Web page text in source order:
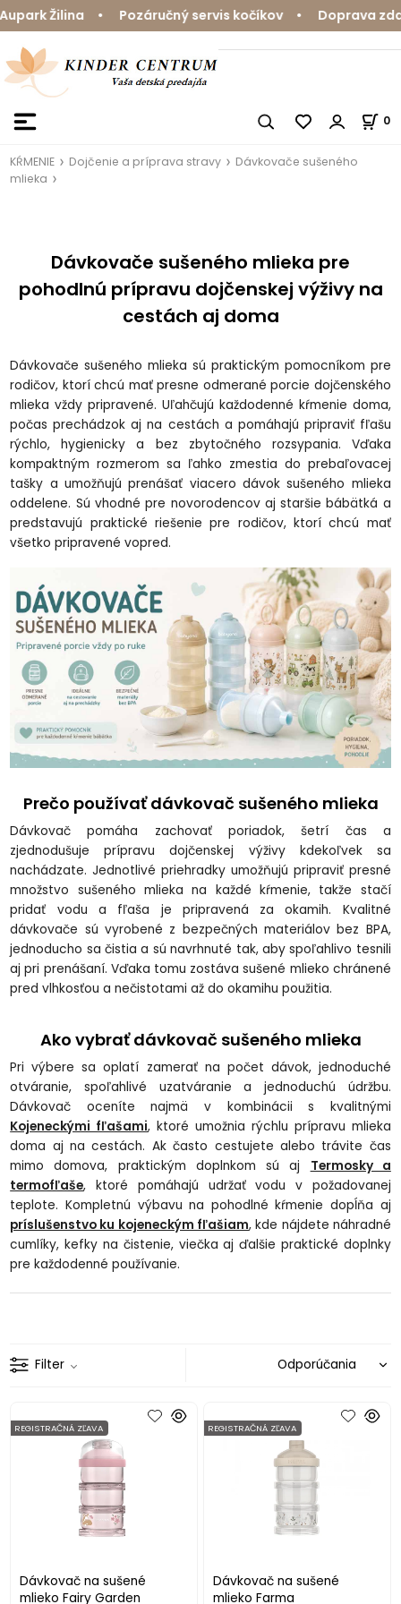
Žilina • Pozáručný servis kočíkov • Doprava
0
KŔMENIE Dojčenie a príprava stravy
Dávkovače sušeného
mlieka
Dávkovače sušeného mlieka pre
pohodlnú prípravu dojčenskej výživy na
cestách aj doma
Dávkovače sušeného mlieka sú praktickým pomocníkom pre
rodičov, ktorí chcú mať presne odmerané porcie dojčenského
mlieka vždy pripravené. Uľahčujú každodenné kŕmenie doma,
počas prechádzok aj na cestách a pomáhajú pripraviť fľašu
rýchlo, hygienicky a bez zbytočného rozsypania. Vďaka
kompaktným rozmerom sa ľahko zmestia do prebaľovacej
tašky a umožňujú prenášať viacero dávok sušeného mlieka
oddelene. Sú vhodné pre novorodencov aj staršie bábätká a
predstavujú praktické riešenie pre rodičov, ktorí chcú mať
všetko pripravené vopred.
Prečo používať dávkovač sušeného mlieka
Dávkovač pomáha zachovať poriadok, šetrí čas a
zjednodušuje prípravu dojčenskej výživy kdekoľvek sa
nachádzate. Jednotlivé priehradky umožňujú pripraviť presné
množstvo sušeného mlieka na každé kŕmenie, takže stačí
pridať vodu a fľaša je pripravená za okamih. Kvalitné
dávkovače sú vyrobené z bezpečných materiálov bez BPA,
jednoducho sa čistia a sú navrhnuté tak, aby spoľahlivo tesnili
aj pri prenášaní. Vďaka tomu zostáva sušené mlieko chránené
pred vlhkosťou a nečistotami až do okamihu použitia.
Ako vybrať dávkovač sušeného mlieka
Pri výbere sa oplatí zamerať na počet dávok, jednoduché
otváranie, spoľahlivé uzatváranie a jednoduchú údržbu.
Dávkovač oceníte najmä v kombinácii s kvalitnými
Kojeneckými fľašami, ktoré umožnia rýchlu prípravu mlieka
doma aj na cestách. Ak často cestujete alebo trávite čas
mimo domova, praktickým doplnkom sú aj Termosky a
termofľaše, ktoré pomáhajú udržať vodu v požadovanej
teplote. Kompletnú výbavu na pohodlné kŕmenie dopĺňa aj
príslušenstvo ku kojeneckým fľašiam, kde nájdete náhradné
cumlíky, kefky na čistenie, viečka aj ďalšie praktické doplnky
pre každodenné používanie.
Filter
Dávkovač na sušené
mlieko Fairy Garden
REGISTRAČNÁ ZĽAVA
Dávkovač na sušené
mlieko Farma
REGISTRAČNÁ ZĽAVA